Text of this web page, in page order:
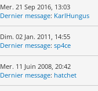
Mer. 21 Sep 2016, 13:03
Dernier message: KarlHungus
Dim. 02 Jan. 2011, 14:55
Dernier message: sp4ce
Mer. 11 Juin 2008, 20:42
Dernier message: hatchet